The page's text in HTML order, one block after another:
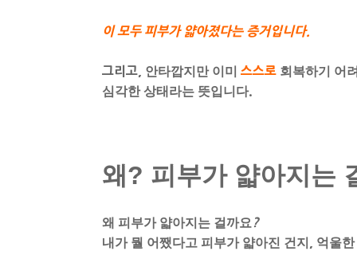
이 모두 피부가 얇아졌다는 증거입니다.
그리고, 안타깝지만 이미 스스로 회복하기 어
심각한 상태라는 뜻입니다.
왜? 피부가 얇아지는
왜 피부가 얇아지는 걸까요 ?
내가 뭘 어쨌다고 피부가 얇아진 건지
억울